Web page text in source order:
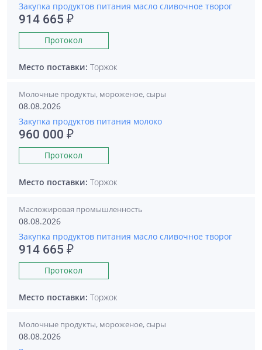
Закупка продуктов питания масло сливочное творог
914 665 ₽
Протокол
Место поставки: Торжок
Молочные продукты, мороженое, сыры
08.08.2026
Закупка продуктов питания молоко
960 000 ₽
Протокол
Место поставки: Торжок
Масложировая промышленность
08.08.2026
Закупка продуктов питания масло сливочное творог
914 665 ₽
Протокол
Место поставки: Торжок
Молочные продукты, мороженое, сыры
08.08.2026